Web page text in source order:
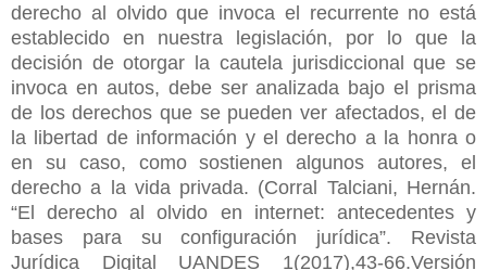
derecho al olvido que invoca el recurrente no está
establecido en nuestra legislación, por lo que la
decisión de otorgar la cautela jurisdiccional que se
invoca en autos, debe ser analizada bajo el prisma
de los derechos que se pueden ver afectados, el de
la libertad de información y el derecho a la honra o
en su caso, como sostienen algunos autores, el
derecho a la vida privada. (Corral Talciani, Hernán.
“El derecho al olvido en internet: antecedentes y
bases para su configuración jurídica”. Revista
Jurídica Digital UANDES 1(2017),43-66.Versión